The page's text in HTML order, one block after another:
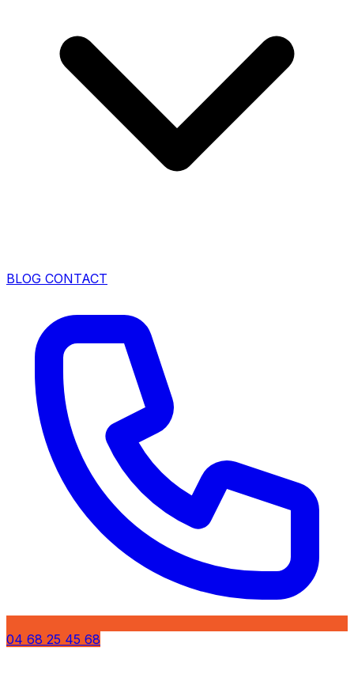
BLOG CONTACT
04 68 25 45 68